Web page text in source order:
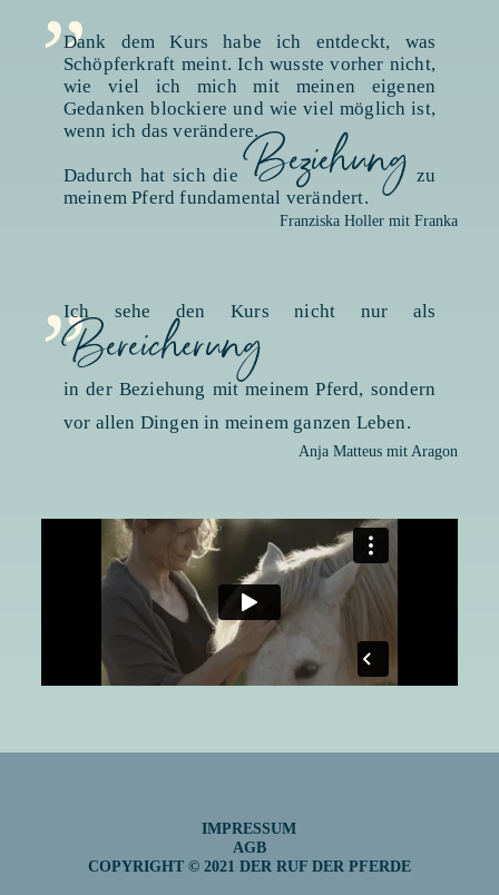
Dank dem Kurs habe ich entdeckt, was
Schöpferkraft meint. Ich wusste vorher nicht,
wie viel ich mich mit meinen eigenen
Gedanken blockiere und wie viel möglich ist,
wenn ich das verändere.
Dadurch hat sich die Beziehung zu
meinem Pferd fundamental verändert.
Franziska Holler mit Franka
„
Ich sehe den Kurs nicht nur als
Bereicherung
in der Beziehung mit meinem Pferd, sondern
vor allen Dingen in meinem ganzen Leben.
Anja Matteus mit Aragon
IMPRESSUM
AGB
COPYRIGHT © 2021 DER RUF DER PFERDE